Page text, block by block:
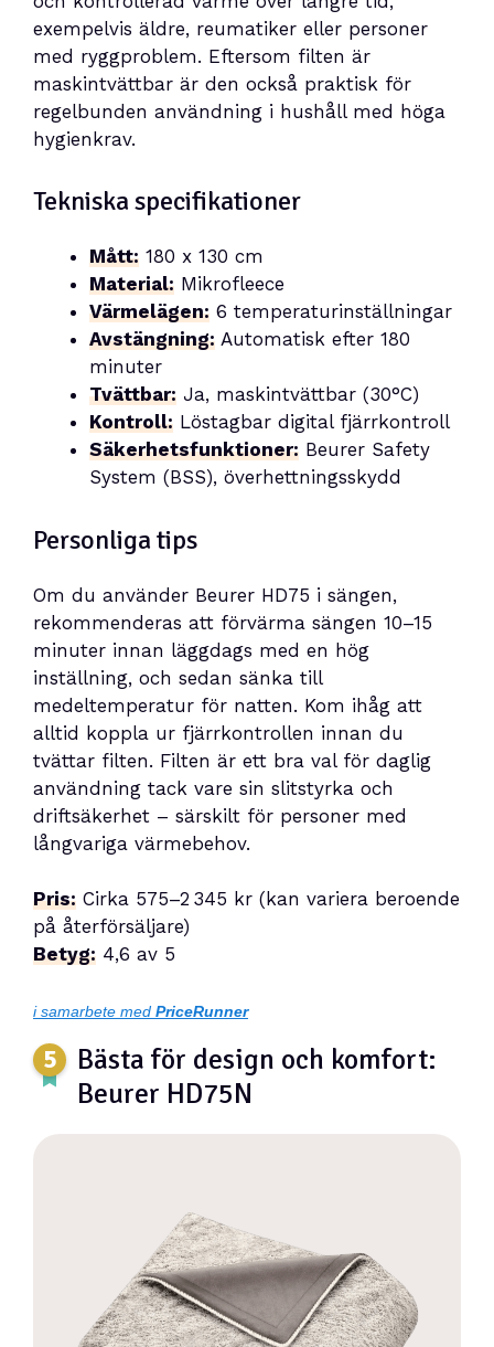
exempelvis äldre, reumatiker eller personer
med ryggproblem. Eftersom filten är
maskintvättbar är den också praktisk för
regelbunden användning i hushåll med höga
hygienkrav.
Tekniska specifikationer
Mått: 180 x 130 cm
Material: Mikrofleece
Värmelägen: 6 temperaturinställningar
Avstängning: Automatisk efter 180
minuter
Tvättbar: Ja, maskintvättbar (30°C)
Kontroll: Löstagbar digital fjärrkontroll
Säkerhetsfunktioner: Beurer Safety
System (BSS), överhettningsskydd
Personliga tips
Om du använder Beurer HD75 i sängen,
rekommenderas att förvärma sängen 10–15
minuter innan läggdags med en hög
inställning, och sedan sänka till
medeltemperatur för natten. Kom ihåg att
alltid koppla ur fjärrkontrollen innan du
tvättar filten. Filten är ett bra val för daglig
användning tack vare sin slitstyrka och
driftsäkerhet – särskilt för personer med
långvariga värmebehov.
Pris: Cirka 575–2 345 kr (kan variera beroende
på återförsäljare)
Betyg: 4,6 av 5
i samarbete med PriceRunner
Bästa för design och komfort:
Beurer HD75N